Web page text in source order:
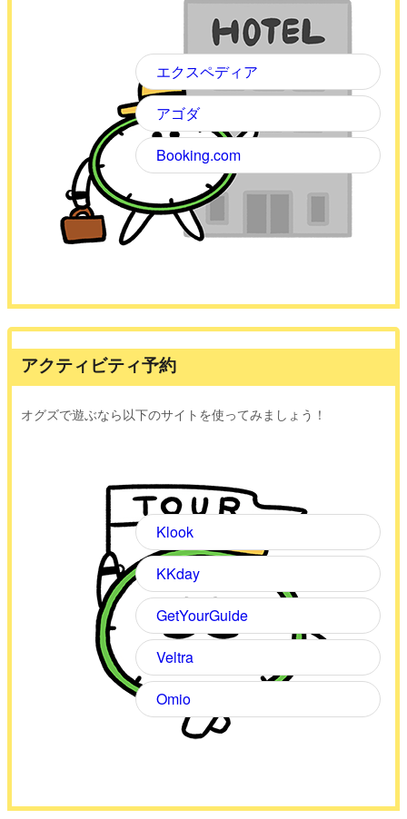
エクスペディア
アゴダ
Booking.com
アクティビティ予約
オグズで遊ぶなら以下のサイトを使ってみましょう！
Klook
KKday
GetYourGuide
Veltra
Omio